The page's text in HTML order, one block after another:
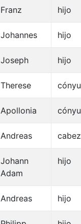
Franz hijo
Johannes hijo
Joseph hijo
Therese
Apollonia
Andreas
Johann
Adam
hijo
Andreas hijo